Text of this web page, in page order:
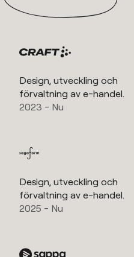
Design, utveckling och
förvaltning av e-handel.
2023 - Nu
Design, utveckling och
förvaltning av e-handel.
2025 - Nu